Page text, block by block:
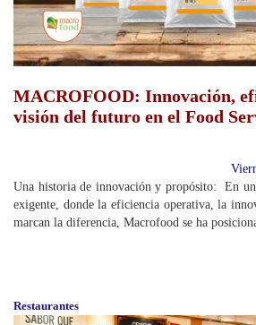
MACROFOOD: Innovación,
visión del futuro en el Food
Una historia de innovación y propósito: En un
exigente, donde la eficiencia operativa, la
marcan la diferencia, Macrofood se ha
Restaurantes